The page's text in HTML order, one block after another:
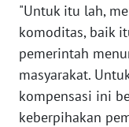
"Untuk itu lah,
komoditas, baik
pemerintah
masyarakat.
kompensasi ini
keberpihakan
WN
WN
NTB